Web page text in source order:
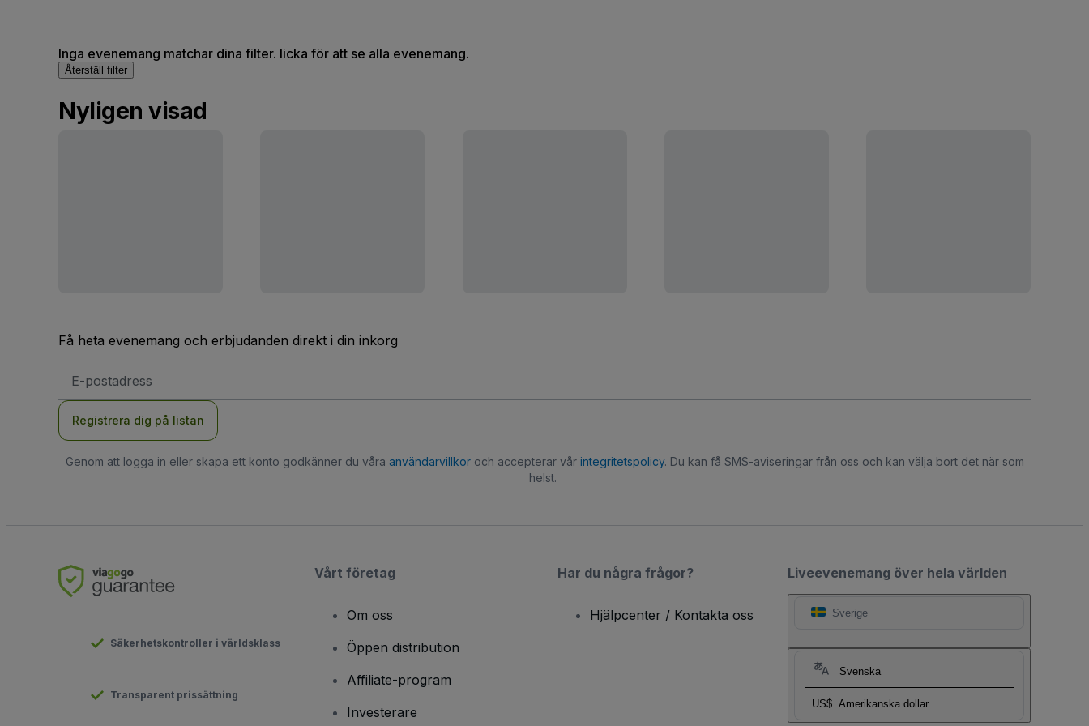
Inga evenemang matchar dina filter. licka för att se alla evenemang.
Återställ filter
Nyligen visad
Få heta evenemang och erbjudanden direkt i din inkorg
postadress
Registrera dig på listan
Genom att logga in eller skapa ett konto godkänner du våra användarvillkoroch accepterar vår integritetspolicy. Du kan få SMS-aviseringar från oss och kan välja bort det när som
helst.
Liveevenemang över hela världen
Sverige
Svenska
US$ Amerikanska dollar
Säkerhetskontroller i världsklass
Transparent prissättning
Vårt företag
Om oss
Öppen distribution
Affiliate-program
Investerare
Har du några frågor?
Hjälpcenter / Kontakta oss